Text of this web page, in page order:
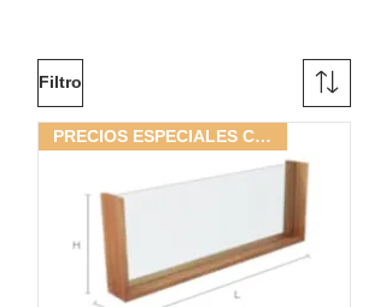
Filtro
PRECIOS ESPECIALES CONJUNTOS